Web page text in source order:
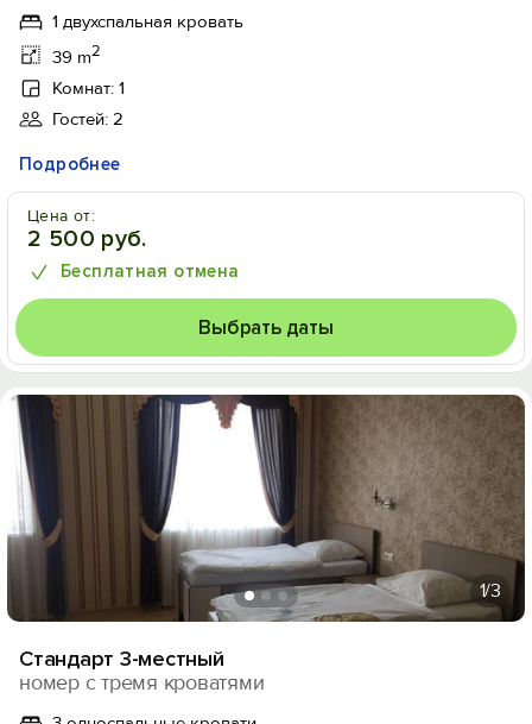
1 двухспальная кровать
39 m2
Комнат: 1
Гостей: 2
Подробнее
Цена от:
2 500 руб.
Бесплатная отмена
Выбрать даты
1/3
Стандарт 3-местный
номер с тремя кроватями